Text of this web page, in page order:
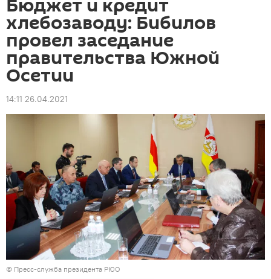
Бюджет и кредит
хлебозаводу: Бибилов
провел заседание
правительства Южной
Осетии
14:11 26.04.2021
© Пресс-служба президента РЮО